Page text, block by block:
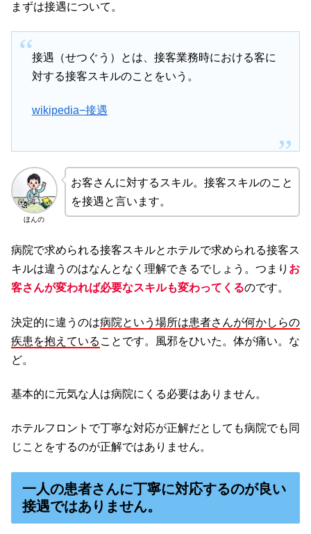
まずは接遇について。
接遇（せつぐう）とは、接客業務時における客に
対する接客スキルのことをいう。
wikipedia−接遇
ほんの
お客さんに対するスキル。接客スキルのこと
を接遇と言います。
病院で求められる接客スキルとホテルで求められる接客ス
キルは違うのはなんとなく理解できるでしょう。つまり お
客さんが変われば必要なスキルも変わってくるのです。
決定的に違うのは病院という場所は患者さんが何かしらの
疾患を抱えている ことです。風邪をひいた。体が痛い。な
ど。
基本的に元気な人は病院にくる必要はありません。
ホテルフロントで丁寧な対応が正解だとしても病院でも同
じことをするのが正解ではありません。
一人の患者さんに丁寧に対応するのが良い
接遇ではありません。